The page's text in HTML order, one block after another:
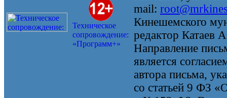
Техническое
сопровождение:
«Программ+»
mail:
Кинешемского
редактор Катаев
Направление
является
автора письма,
со статьей 9 ФЗ